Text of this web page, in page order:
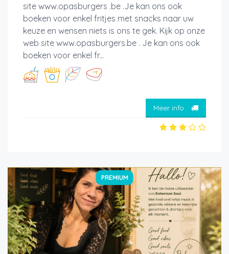
site www.opasburgers .be .Je kan ons ook
boeken voor enkel fritjes met snacks naar uw
keuze en wensen niets is ons te gek. Kijk op onze
web site www.opasburgers.be . Je kan ons ook
boeken voor enkel fr...
Meer info
PREMIUM